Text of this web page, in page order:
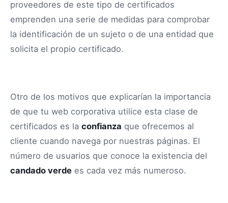
proveedores de este tipo de certificados
emprenden una serie de medidas para comprobar
la identificación de un sujeto o de una entidad que
solicita el propio certificado.
Otro de los motivos que explicarían la importancia
de que tu web corporativa utilice esta clase de
certificados es la confianza que ofrecemos al
cliente cuando navega por nuestras páginas. El
número de usuarios que conoce la existencia del
candado verde es cada vez más numeroso.